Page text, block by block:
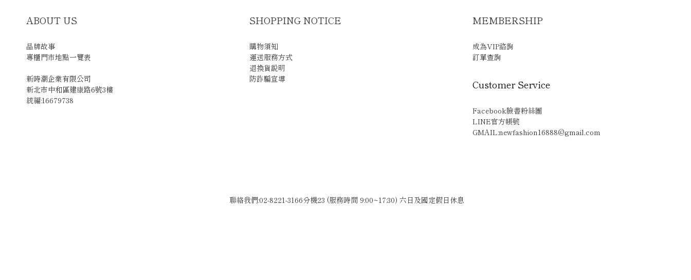
ABOUT US
品牌故事
專櫃門市地點一覽表
新時潮企業有限公司
新北市中和區建康路6號3樓
統編:16679738
SHOPPING NOTICE
購物須知
運送服務方式
退換貨說明
防詐騙宣導
MEMBERSHIP
成為VIP諮詢
訂單查詢
Customer Service
Facebook臉書粉絲團
LINE官方帳號
GMAIL:newfashion16888@gmail.com
聯絡我們:02-8221-3166分機23 (服務時間 9:00~17:30) 六日及國定假日休息